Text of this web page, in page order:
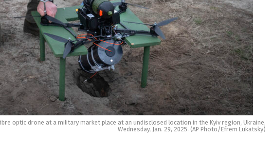
optic drone at a military market place at an undisclosed location in the Kyiv region, Ukraine,
Wednesday, Jan. 29, 2025. (AP Photo/Efrem Lukatsky)